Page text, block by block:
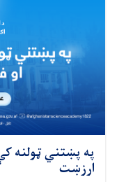
په پښتني ټولنه
ارزښت